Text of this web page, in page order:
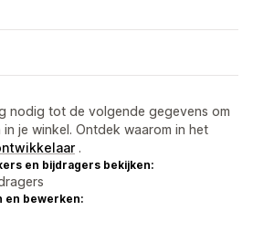
nodig tot de volgende gegevens om
je winkel. Ontdek waarom in het
.
en bijdragers bekijken:
en bewerken: